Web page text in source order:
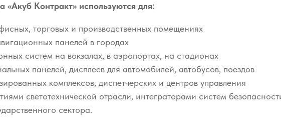
Контракт» используются для:
торговых и производственных помещениях
панелей в городах
систем на вокзалах, в аэропортах, на стадионах
панелей, дисплеев для автомобилей, автобусов, поездов
комплексов, диспетчерских и центров управления
светотехнической отрасли, интеграторами систем
сектора.